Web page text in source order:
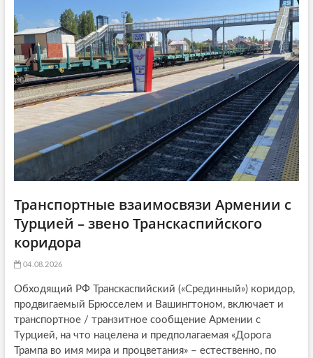
a
t
i
o
n
т
ь
я
:
ь
я
:
Транспортные взаимосвязи Армении с
Турцией – звено Транскаспийского
коридора
04.08.2026
Обходящий РФ Транскаспийский («Срединный») коридор,
продвигаемый Брюсселем и Вашингтоном, включает и
транспортное / транзитное сообщение Армении с
Турцией, на что нацелена и предполагаемая «Дорога
Трампа во имя мира и процветания» – естественно, по